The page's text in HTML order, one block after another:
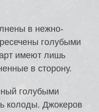
в нежно-
голубыми
имеют лишь
в сторону.
голубыми
колоды. Джокеров